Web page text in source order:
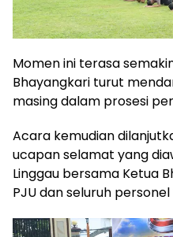
Momen ini terasa
Bhayangkari turut
masing dalam prosesi
Acara kemudian
ucapan selamat yang
Linggau bersama Ketua
PJU dan seluruh